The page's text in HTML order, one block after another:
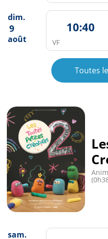
dim.
9
août
10:40
VF
Toutes
sam.